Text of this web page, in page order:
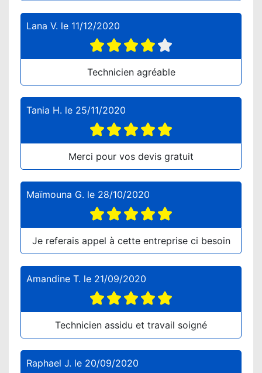
Lana V. le 11/12/2020
Technicien agréable
Tania H. le 25/11/2020
Merci pour vos devis gratuit
Maïmouna G. le 28/10/2020
Je referais appel à cette entreprise ci besoin
Amandine T. le 21/09/2020
Technicien assidu et travail soigné
Raphael J. le 20/09/2020